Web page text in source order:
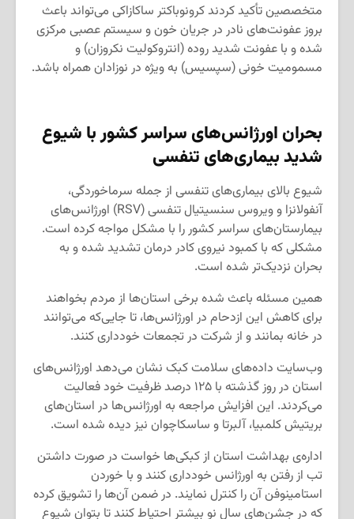
متخصصین تأکید کردند کرونوباکتر ساکازاکی می‌تواند باعث
بروز عفونت‌های نادر در جریان خون و سیستم عصبی مرکزی
شده و با عفونت شدید روده (انتروکولیت نکروزان) و
مسمومیت خونی (سپسیس) به ویژه در نوزادان همراه باشد.
بحران اورژانس‌های سراسر کشور با شیوع
شدید بیماری‌های تنفسی
شیوع بالای بیماری‌های تنفسی از جمله سرماخوردگی،
آنفولانزا و ویروس سنسیتیال تنفسی (RSV) اورژانس‌های
بیمارستان‌های سراسر کشور را با مشکل مواجه کرده است.
مشکلی که با کمبود نیروی کادر درمان تشدید شده و به
بحران نزدیک‌تر شده است.
همین مسئله باعث شده برخی استان‌ها از مردم بخواهند
برای کاهش این ازدحام در اورژانس‌ها، تا جایی‌که می‌توانند
در خانه بمانند و از شرکت در تجمعات خودداری کنند.
وب‌سایت داده‌های سلامت کبک نشان می‌دهد اورژانس‌های
استان در روز گذشته با ۱۲۵ درصد ظرفیت خود فعالیت
می‌کردند. این افزایش مراجعه به اورژانس‌ها در استان‌های
بریتیش کلمبیا، آلبرتا و ساسکاچوان نیز دیده شده است.
اداره‌ی بهداشت استان از کبکی‌ها خواست در صورت داشتن
تب از رفتن به اورژانس خودداری کنند و با خوردن
استامینوفن آن را کنترل نمایند. در ضمن آن‌ها را تشویق کرده
که در جشن‌های سال نو بیشتر احتیاط کنند تا بتوان شیوع